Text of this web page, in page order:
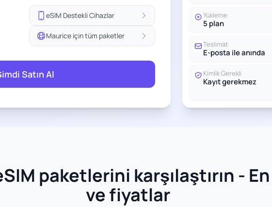
eSIM Destekli Cihazlar
Maurice için tüm paketler
Satın Al
Yükleme
5 plan
Teslimat
E-posta ile anında
Kimlik Gerekli
Kayıt gerekmez
paketlerini karşılaştırın -
ve fiyatlar